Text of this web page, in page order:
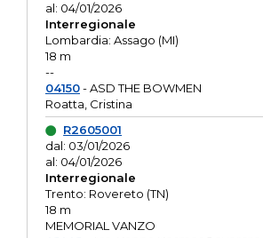
al: 04/01/2026
Interregionale
Lombardia: Assago (MI)
18 m
--
04150- ASD THE BOWMEN
Roatta, Cristina
R2605001
dal: 03/01/2026
al: 04/01/2026
Interregionale
Trento: Rovereto (TN)
18 m
MEMORIAL VANZO